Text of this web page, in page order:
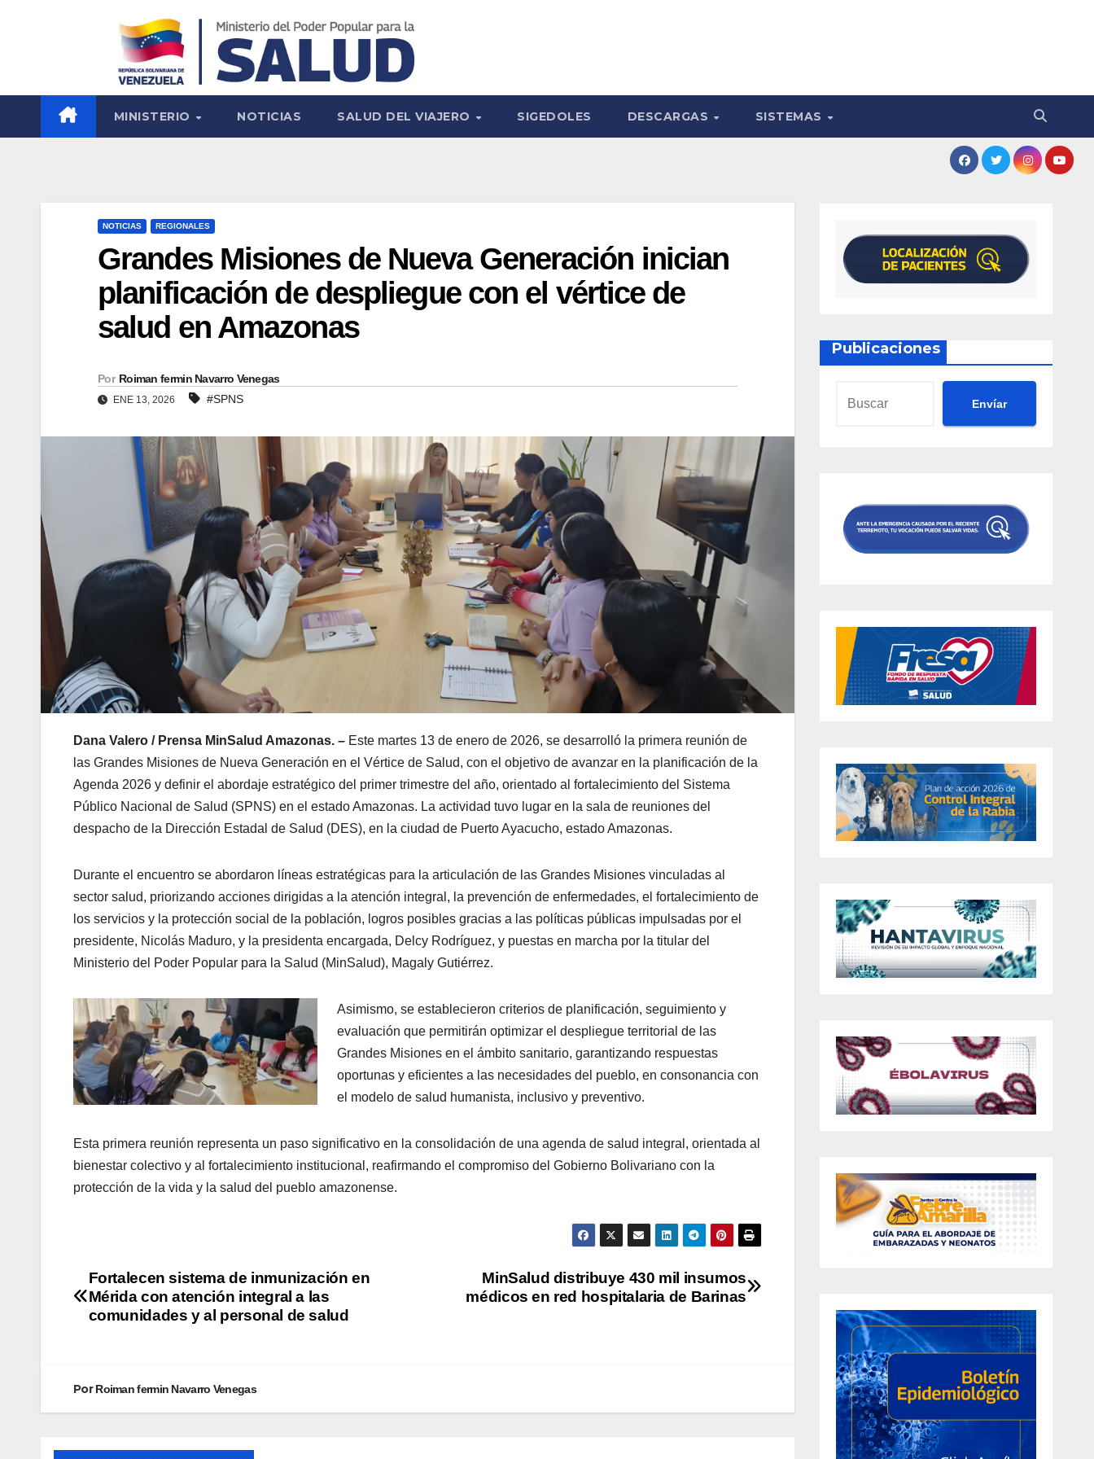
MINISTERIO NOTICIAS SALUD DEL VIAJERO SIGEDOLES DESCARGAS SISTEMAS
NOTICIAS REGIONALES
Grandes Misiones de Nueva Generación inician
planificación de despliegue con el vértice de
salud en Amazonas
Por Roiman fermin Navarro Venegas
ENE 13, 2026 #SPNS
Dana Valero / Prensa MinSalud Amazonas. – Este martes 13 de enero de 2026, se desarrolló la primera reunión de
las Grandes Misiones de Nueva Generación en el Vértice de Salud, con el objetivo de avanzar en la planificación de la
Agenda 2026 y definir el abordaje estratégico del primer trimestre del año, orientado al fortalecimiento del Sistema
Público Nacional de Salud (SPNS) en el estado Amazonas. La actividad tuvo lugar en la sala de reuniones del
despacho de la Dirección Estadal de Salud (DES), en la ciudad de Puerto Ayacucho, estado Amazonas.
Durante el encuentro se abordaron líneas estratégicas para la articulación de las Grandes Misiones vinculadas al
sector salud, priorizando acciones dirigidas a la atención integral, la prevención de enfermedades, el fortalecimiento de
los servicios y la protección social de la población, logros posibles gracias a las políticas públicas impulsadas por el
presidente, Nicolás Maduro, y la presidenta encargada, Delcy Rodríguez, y puestas en marcha por la titular del
Ministerio del Poder Popular para la Salud (MinSalud), Magaly Gutiérrez.
‎Asimismo, se establecieron criterios de planificación, seguimiento y
evaluación que permitirán optimizar el despliegue territorial de las
Grandes Misiones en el ámbito sanitario, garantizando respuestas
oportunas y eficientes a las necesidades del pueblo, en consonancia con
el modelo de salud humanista, inclusivo y preventivo.
‎Esta primera reunión representa un paso significativo en la consolidación de una agenda de salud integral, orientada al
bienestar colectivo y al fortalecimiento institucional, reafirmando el compromiso del Gobierno Bolivariano con la
protección de la vida y la salud del pueblo amazonense.
MinSalud distribuye 430 mil insumos
médicos en red hospitalaria de Barinas
Fortalecen sistema de inmunización en
Mérida con atención integral a las
comunidades y al personal de salud
PorRoiman fermin Navarro Venegas
Publicaciones
Envíar